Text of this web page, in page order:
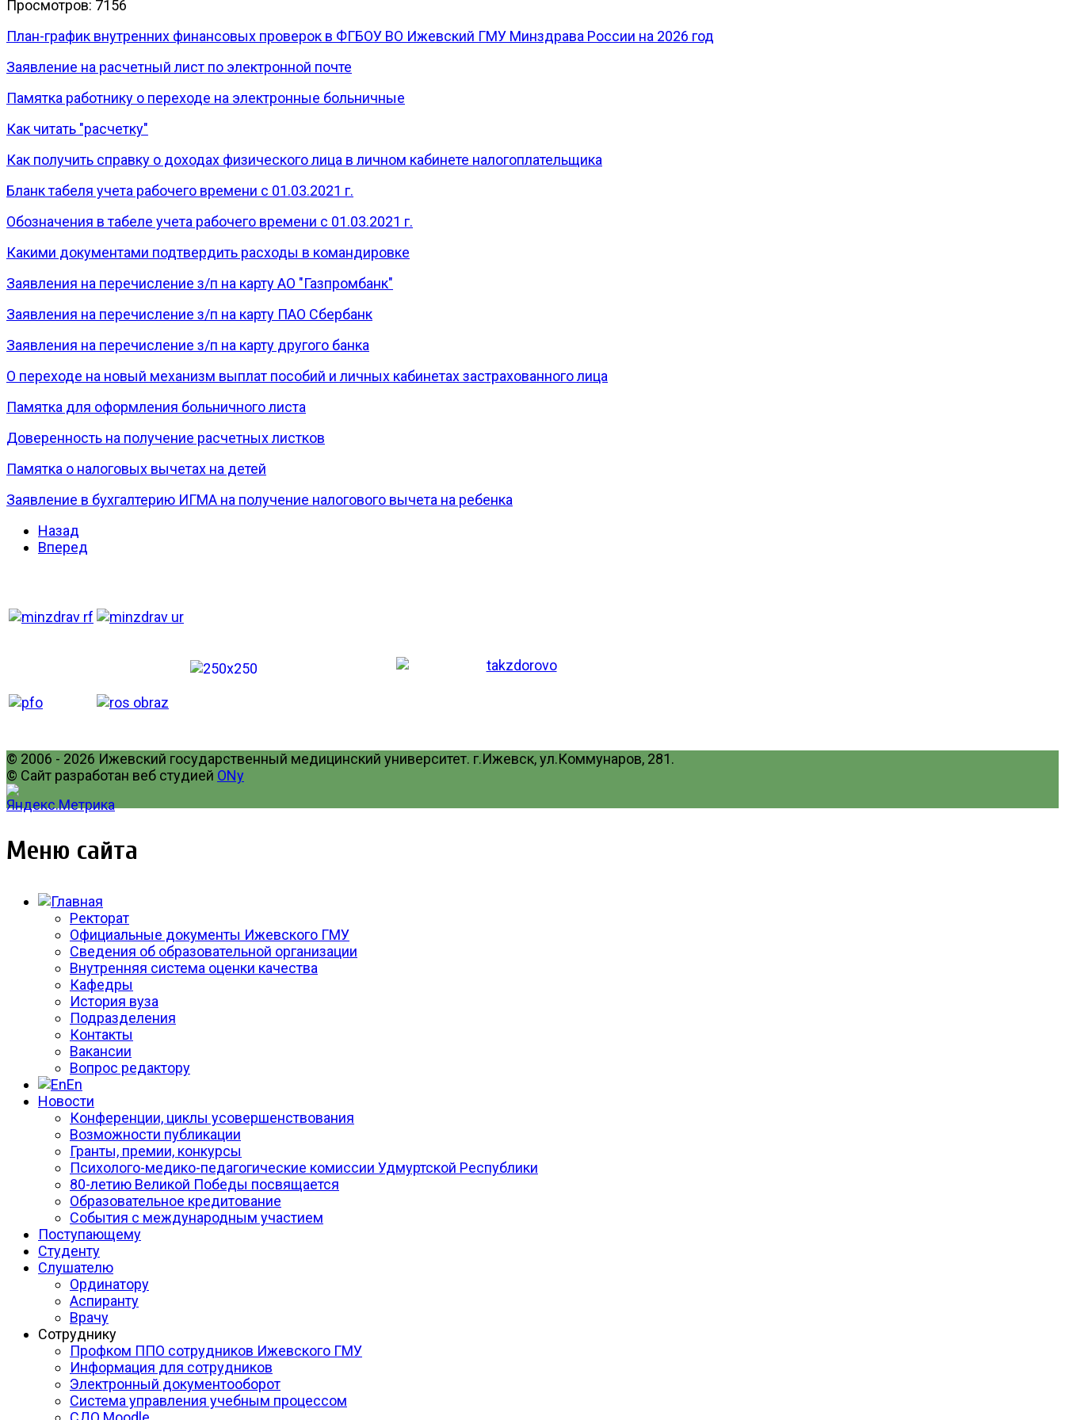
Просмотров: 7156
План-график внутренних финансовых проверок в ФГБОУ ВО Ижевский ГМУ Минздрава России на 2026 год
Заявление на расчетный лист по электронной почте
Памятка работнику о переходе на электронные больничные
Как читать "расчетку"
Как получить справку о доходах физического лица в личном кабинете налогоплательщика
Бланк табеля учета рабочего времени с 01.03.2021 г.
Обозначения в табеле учета рабочего времени с 01.03.2021 г.
Какими документами подтвердить расходы в командировке
Заявления на перечисление з/п на карту АО "Газпромбанк"
Заявления на перечисление з/п на карту ПАО Сбербанк
Заявления на перечисление з/п на карту другого банка
О переходе на новый механизм выплат пособий и личных кабинетах застрахованного лица
Памятка для оформления больничного листа
Доверенность на получение расчетных листков
Памятка о налоговых вычетах на детей
Заявление в бухгалтерию ИГМА на получение налогового вычета на ребенка
Назад
Вперед
© 2006 - 2026 Ижевский государственный медицинский университет. г.Ижевск, ул.Коммунаров, 281.
© Сайт разработан веб студией ONy
Меню сайта
Ректорат
Официальные документы Ижевского ГМУ
Сведения об образовательной организации
Внутренняя система оценки качества
Кафедры
История вуза
Подразделения
Контакты
Вакансии
Вопрос редактору
En
Новости
Конференции, циклы усовершенствования
Возможности публикации
Гранты, премии, конкурсы
Психолого-медико-педагогические комиссии Удмуртской Республики
80-летию Великой Победы посвящается
Образовательное кредитование
События с международным участием
Поступающему
Студенту
Слушателю
Ординатору
Аспиранту
Врачу
Сотруднику
Профком ППО сотрудников Ижевского ГМУ
Информация для сотрудников
Электронный документооборот
Система управления учебным процессом